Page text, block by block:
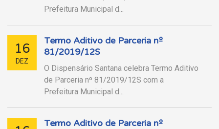
Prefeitura Municipal d...
16
DEZ
Termo Aditivo de Parceria nº
81/2019/12S
O Dispensário Santana celebra Termo Aditivo
de Parceria nº 81/2019/12S com a
Prefeitura Municipal d...
Termo Aditivo de Parceria nº